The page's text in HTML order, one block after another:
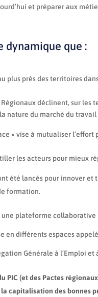
et préparer aux
dynamique que :
plus près des territoires
Régionaux déclinent, sur les
nature du marché du
» vise à mutualiser l’effort
les acteurs pour mieux
été lancés pour innover
formation.
plateforme
en différents espaces
Générale à l’Emploi
PIC (et des Pactes
capitalisation des bonnes